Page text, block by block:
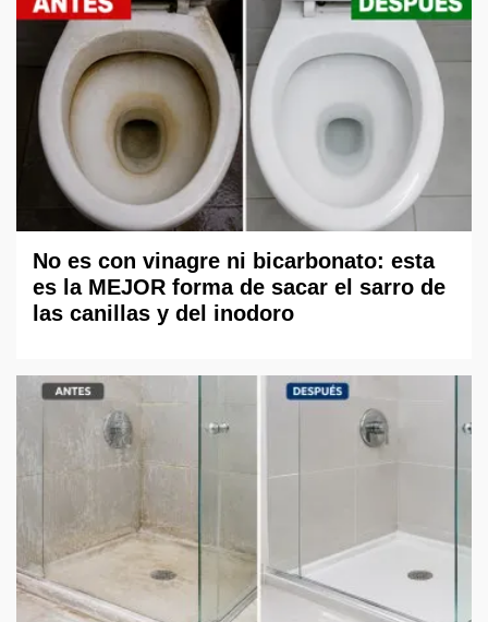
No es con vinagre ni bicarbonato: esta
es la MEJOR forma de sacar el sarro de
las canillas y del inodoro